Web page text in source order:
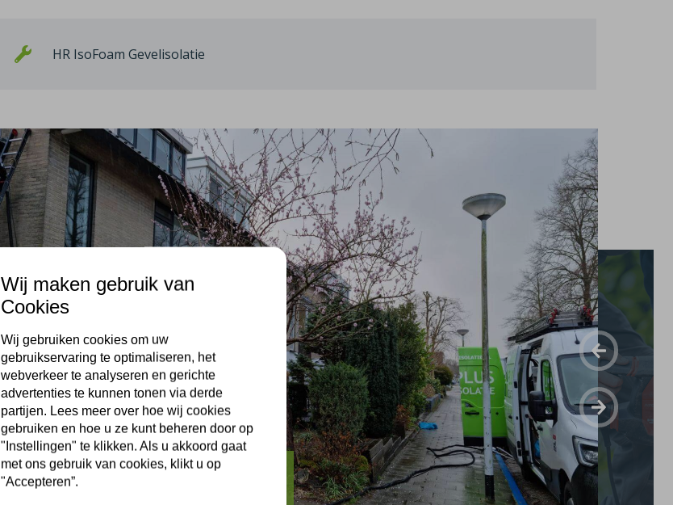
HR IsoFoam Gevelisolatie
Ridderkerk
Wij maken gebruik van
Cookies
Wij gebruiken cookies om uw
gebruikservaring te optimaliseren, het
webverkeer te analyseren en gerichte
advertenties te kunnen tonen via derde
partijen. Lees meer over hoe wij cookies
gebruiken en hoe u ze kunt beheren door op
"Instellingen" te klikken. Als u akkoord gaat
met ons gebruik van cookies, klikt u op
"Accepteren”.